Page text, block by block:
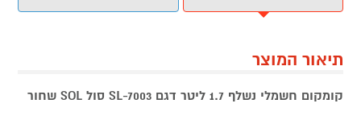
תיאור המוצר
קומקום חשמלי נשלף 1.7 ליטר דגם SL-7003 סול SOL שחור